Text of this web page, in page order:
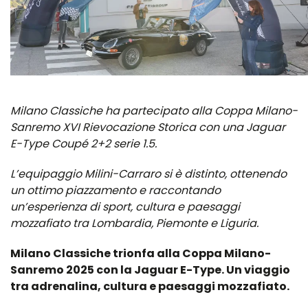
Milano Classiche ha partecipato alla Coppa Milano-
Sanremo XVI Rievocazione Storica con una Jaguar
E-Type Coupé 2+2 serie 1.5.
L’equipaggio Milini-Carraro si è distinto, ottenendo
un ottimo piazzamento e raccontando
un’esperienza di sport, cultura e paesaggi
mozzafiato tra Lombardia, Piemonte e Liguria.
Milano Classiche trionfa alla Coppa Milano-
Sanremo 2025 con la Jaguar E-Type. Un viaggio
tra adrenalina, cultura e paesaggi mozzafiato.